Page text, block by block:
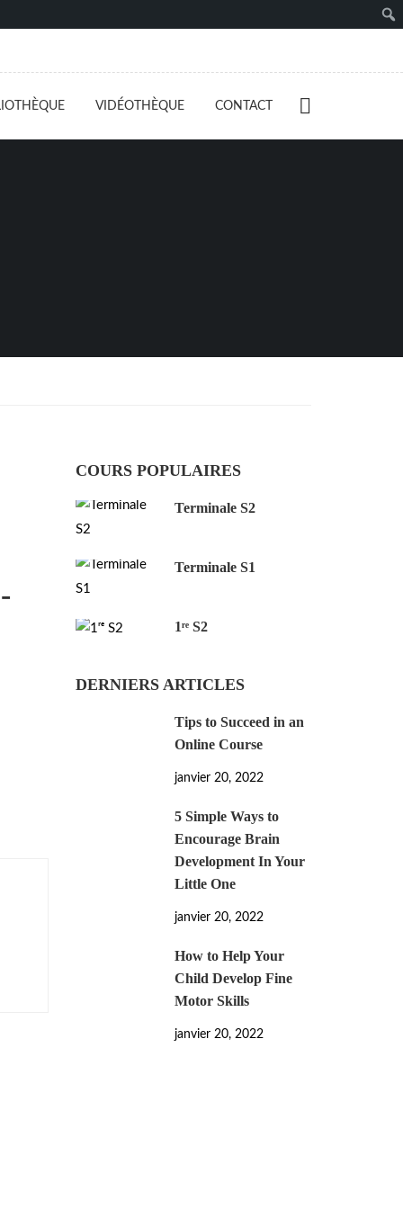
VIDÉOTHÈQUE CONTACT
COURS POPULAIRES
Terminale S2
Terminale S1
1ʳᵉ S2
DERNIERS ARTICLES
Tips to Succeed in an
Online Course
janvier 20, 2022
5 Simple Ways to
Encourage Brain
Development In Your
Little One
janvier 20, 2022
How to Help Your
Child Develop Fine
Motor Skills
janvier 20, 2022